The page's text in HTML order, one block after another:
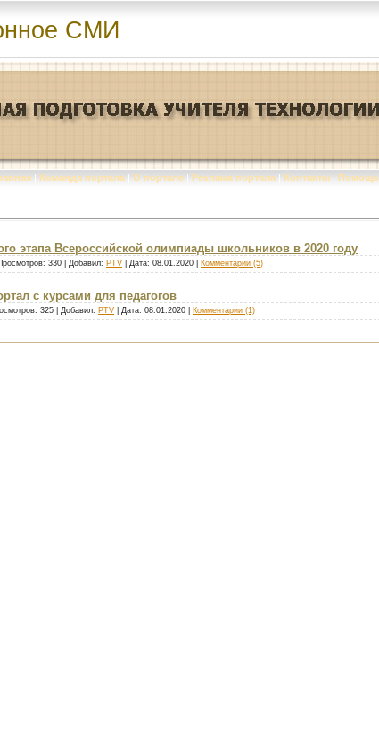
СМИ
| Команда портала | О портале | Реклама портала | Контакты | Помощь
этапа Всероссийской олимпиады школьников в 2020 году
330 | Добавил: PTV | Дата: 08.01.2020 Комментарии (5)
с курсами для педагогов
325 | Добавил: PTV | Дата: 08.01.2020 Комментарии (1)